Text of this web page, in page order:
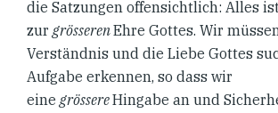
die Satzungen offensichtlich: Alles
zurgrösserenEhre Gottes. Wir
Verständnis und die Liebe Gottes
Aufgabe erkennen, so dass wir
einegrössereHingabe an und